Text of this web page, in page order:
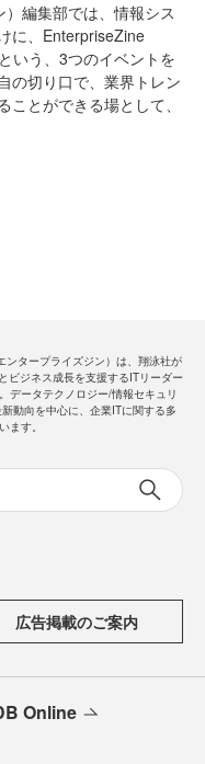
編集部では、情報シス
に、EnterpriseZine
いう、3つのイベントを
の切り口で、業界トレン
とができる場として、
ンタープライズジン）は、翔泳社が
ビジネス成長を支援するITリーダー
データテクノロジー/情報セキュリ
動向を中心に、企業ITに関する多
ます。
広告掲載のご案内
Online